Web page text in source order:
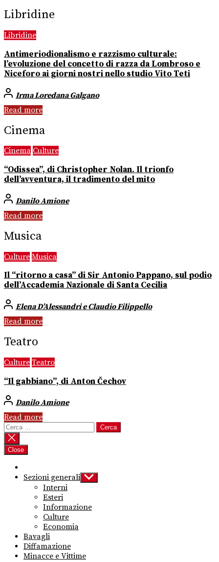
Libridine
Libridine
Antimeriodionalismo e razzismo culturale:
l’evoluzione del concetto di razza da Lombroso e
Niceforo ai giorni nostri nello studio Vito Teti
Irma Loredana Galgano
Read more
Cinema
Cinema Culture
“Odissea”, di Christopher Nolan. Il trionfo
dell’avventura, il tradimento del mito
Danilo Amione
Read more
Musica
Culture Musica
Il “ritorno a casa” di Sir Antonio Pappano, sul podio
dell’Accademia Nazionale di Santa Cecilia
Elena D’Alessandri e Claudio Filippello
Read more
Teatro
Culture Teatro
“Il gabbiano”, di Anton Čechov
Danilo Amione
Read more
Ricerca
per:
Close
Sezioni generali Show
sub
Interni
Esteri
Informazione
Culture
Economia
Bavagli
Diffamazione
Minacce e Vittime